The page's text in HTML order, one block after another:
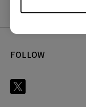
FOLLOW